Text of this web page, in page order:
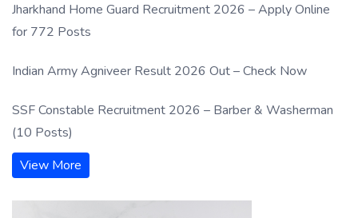
Jharkhand Home Guard Recruitment 2026 – Apply Online
for 772 Posts
Indian Army Agniveer Result 2026 Out – Check Now
SSF Constable Recruitment 2026 – Barber & Washerman
(10 Posts)
View More